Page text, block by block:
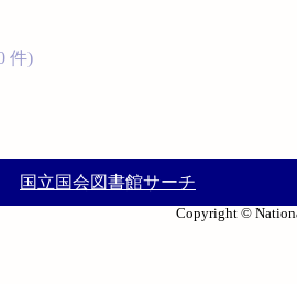
件)
国立国会図書館サーチ
Copyright ©